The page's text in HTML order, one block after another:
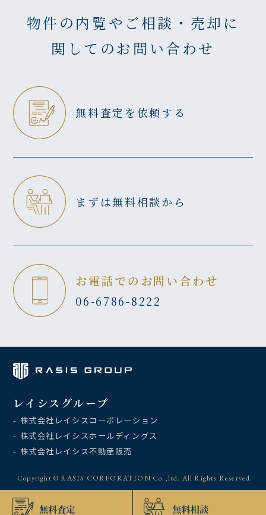
物件の内覧やご相談・売却に
関してのお問い合わせ
無料査定を依頼する
まずは無料相談から
お電話でのお問い合わせ
06-6786-8222
レイシスグループ
- 株式会社レイシスコーポレーション
- 株式会社レイシスホールディングス
- 株式会社レイシス不動産販売
Copyright © RASIS CORPORATION Co.,ltd. All Rights Reserved.